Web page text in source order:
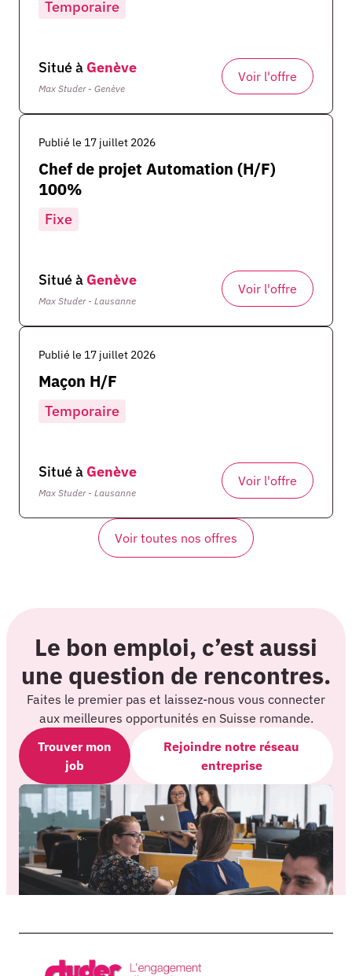
Temporaire
Situé à Genève
Max Studer - Genève
Voir l'offre
Publié le 17 juillet 2026
Chef de projet Automation (H/F)
100%
Fixe
Situé à Genève
Max Studer - Lausanne
Voir l'offre
Publié le 17 juillet 2026
Maçon H/F
Temporaire
Situé à Genève
Max Studer - Lausanne
Voir l'offre
Voir toutes nos offres
Le bon emploi, c’est aussi
une question de rencontres.
Faites le premier pas et laissez-nous vous connecter
aux meilleures opportunités en Suisse romande.
Trouver mon
job
Rejoindre notre réseau
entreprise